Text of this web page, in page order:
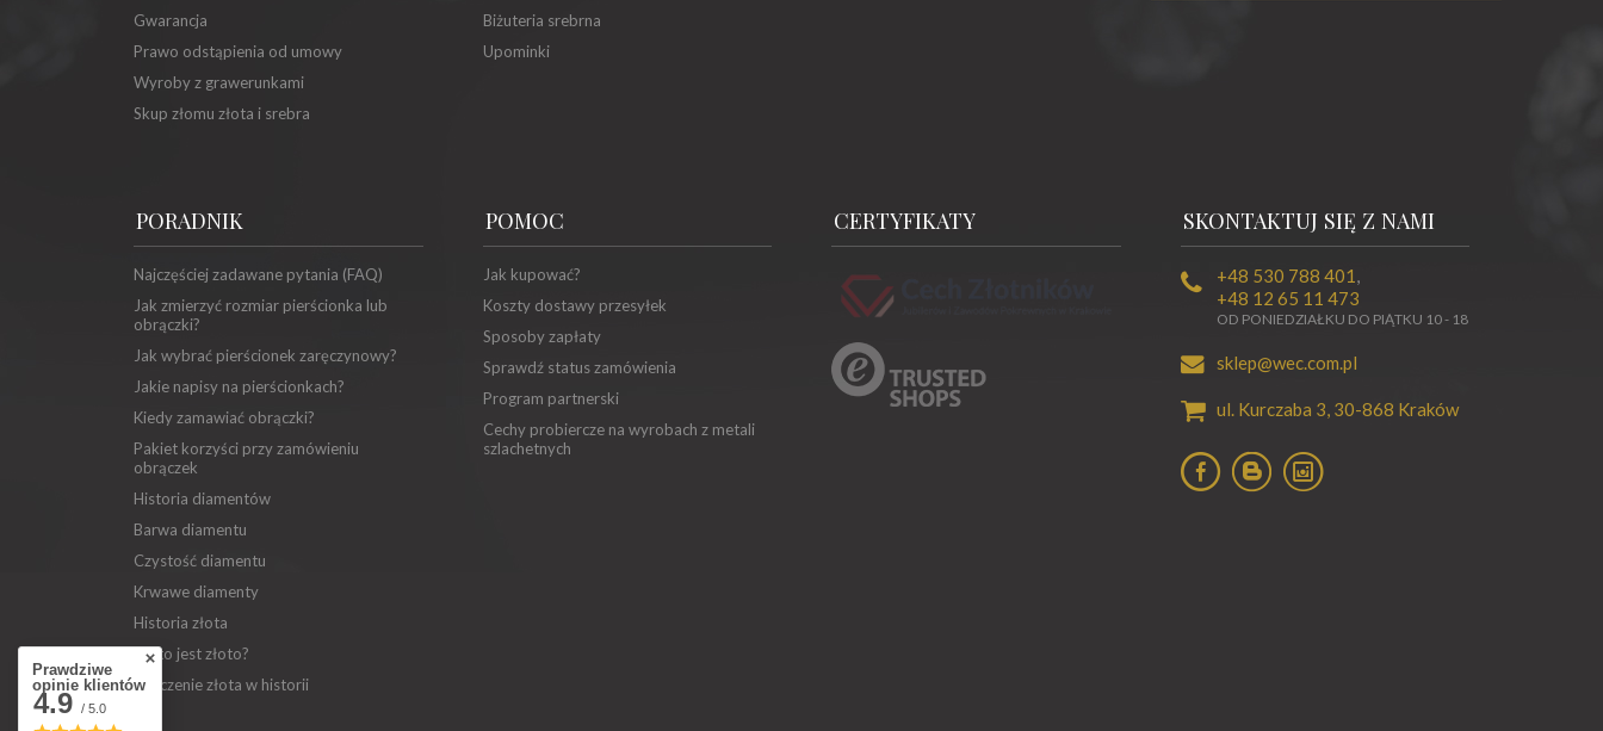
Gwarancja
Prawo odstąpienia od umowy
Wyroby z grawerunkami
Skup złomu złota i srebra
Biżuteria srebrna
Upominki
PORADNIK
Najczęściej zadawane pytania (FAQ)
Jak zmierzyć rozmiar pierścionka lub
obrączki?
Jak wybrać pierścionek zaręczynowy?
Jakie napisy na pierścionkach?
Kiedy zamawiać obrączki?
Pakiet korzyści przy zamówieniu
obrączek
Historia diamentów
Barwa diamentu
Czystość diamentu
Krwawe diamenty
Historia złota
Co to jest złoto?
Znaczenie złota w historii
POMOC
Jak kupować?
Koszty dostawy przesyłek
Sposoby zapłaty
Sprawdź status zamówienia
Program partnerski
Cechy probiercze na wyrobach z metali
szlachetnych
CERTYFIKATY SKONTAKTUJ SIĘ Z NAMI
+48 530 788 401 ,
+48 12 65 11 473
OD PONIEDZIAŁKU DO PIĄTKU 10 - 18
sklep@wec.com.pl
ul. Kurczaba 3, 30-868 Kraków
Prawdziwe
opinie klientów
4.9 / 5.0